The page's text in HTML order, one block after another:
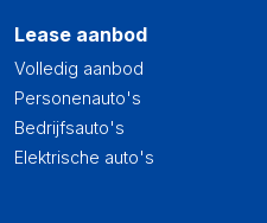
Lease aanbod
Volledig aanbod
Personenauto's
Bedrijfsauto's
Elektrische auto's